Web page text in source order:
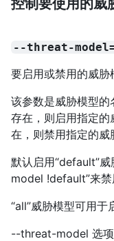
--threat-
要启用或禁用的威胁
该参数是威胁模型的
存在，则启用指定的
在，则禁用指定的威
默认启用“default”
model !default”来禁
“all”威胁模型可用于
--threat-model 选